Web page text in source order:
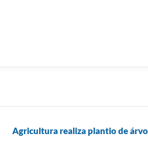
Agricultura realiza plantio de